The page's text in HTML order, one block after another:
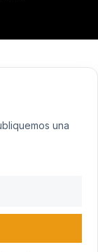
una